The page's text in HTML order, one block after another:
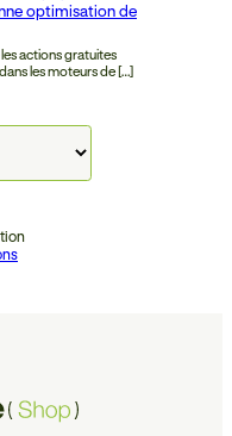
optimisation de
actions gratuites
les moteurs de […]